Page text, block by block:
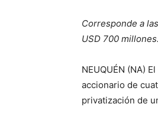
Corresponde a
USD 700
NEUQUÉN (NA)
accionario de
privatización de